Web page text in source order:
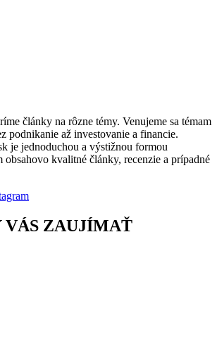
články na rôzne témy. Venujeme sa témam
podnikanie až investovanie a financie.
je jednoduchou a výstižnou formou
kvalitné články, recenzie a prípadné
VÁS ZAUJÍMAŤ